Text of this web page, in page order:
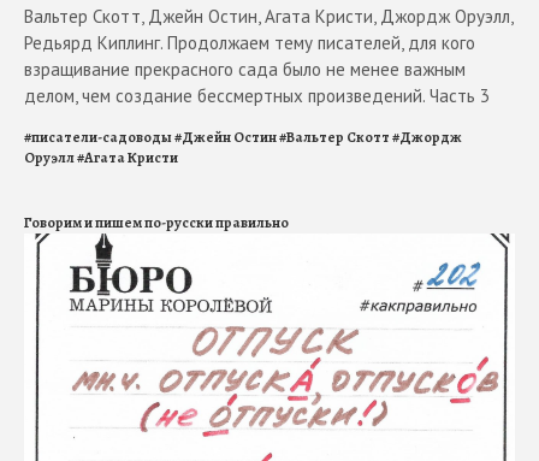
Вальтер Скотт, Джейн Остин, Агата Кристи, Джордж Оруэлл,
Редьярд Киплинг. Продолжаем тему писателей, для кого
взращивание прекрасного сада было не менее важным
делом, чем создание бессмертных произведений. Часть 3
#писатели-садоводы#Джейн Остин#Вальтер Скотт#Джордж
Оруэлл#Агата Кристи
Говорим и пишем по-русски правильно